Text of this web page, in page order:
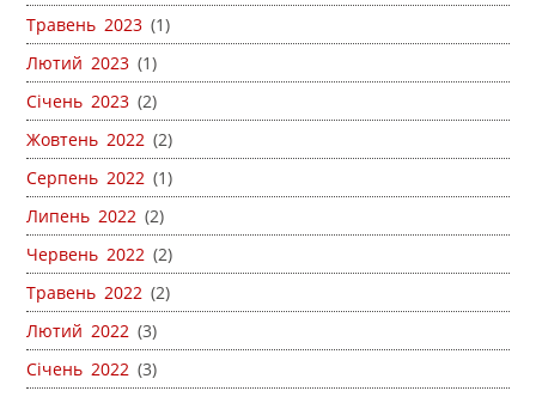
Травень 2023 (1)
Лютий 2023 (1)
Січень 2023 (2)
Жовтень 2022 (2)
Серпень 2022 (1)
Липень 2022 (2)
Червень 2022 (2)
Травень 2022 (2)
Лютий 2022 (3)
Січень 2022 (3)